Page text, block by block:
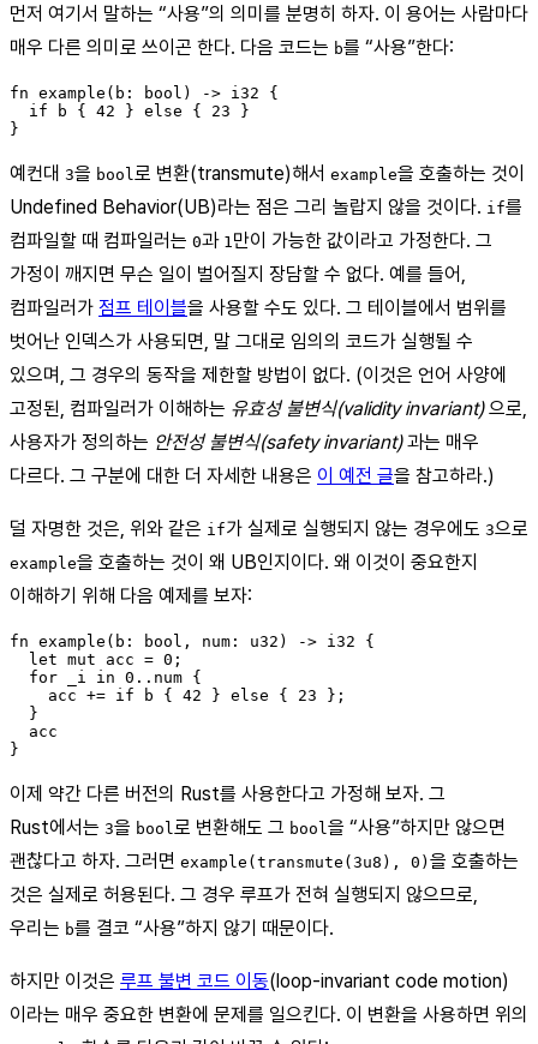
먼저 여기서 말하는 “사용”의 의미를 분명히 하자. 이 용어는 사람마다
매우 다른 의미로 쓰이곤 한다. 다음 코드는 b를 “사용”한다:
fn example(b: bool) -> i32 {
  if b { 42 } else { 23 }
예컨대 3을 bool 로 변환(transmute)해서 example을 호출하는 것이
Undefined Behavior(UB)라는 점은 그리 놀랍지 않을 것이다. if를
컴파일할 때 컴파일러는 0과 1 만이 가능한 값이라고 가정한다. 그
가정이 깨지면 무슨 일이 벌어질지 장담할 수 없다. 예를 들어,
컴파일러가 점프 테이블을 사용할 수도 있다. 그 테이블에서 범위를
벗어난 인덱스가 사용되면, 말 그대로 임의의 코드가 실행될 수
있으며, 그 경우의 동작을 제한할 방법이 없다. (이것은 언어 사양에
고정된, 컴파일러가 이해하는 유효성 불변식(validity invariant)으로,
사용자가 정의하는 안전성 불변식(safety invariant)과는 매우
다르다. 그 구분에 대한 더 자세한 내용은 이 예전 글을 참고하라.)
덜 자명한 것은, 위와 같은 if가 실제로 실행되지 않는 경우에도 3으로
example을 호출하는 것이 왜 UB인지이다. 왜 이것이 중요한지
이해하기 위해 다음 예제를 보자:
fn example(b: bool, num: u32) -> i32 {
  let mut acc = 0;
  for _i in 0..num {
    acc += if b { 42 } else { 23 };
  }
  acc
이제 약간 다른 버전의 Rust를 사용한다고 가정해 보자. 그
Rust에서는 3을 bool 로 변환해도 그 bool 을 “사용”하지만 않으면
괜찮다고 하자. 그러면 example(transmute(3u8), 0) 을 호출하는
것은 실제로 허용된다. 그 경우 루프가 전혀 실행되지 않으므로,
우리는 b를 결코 “사용”하지 않기 때문이다.
하지만 이것은 루프 불변 코드 이동(loop-invariant code motion)
이라는 매우 중요한 변환에 문제를 일으킨다. 이 변환을 사용하면 위의